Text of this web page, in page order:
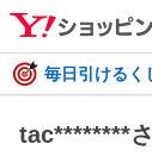
毎日引ける
tac********